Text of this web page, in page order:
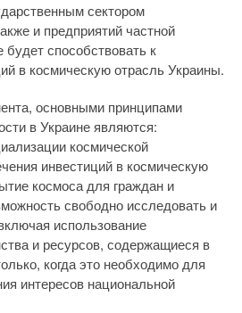
сектором
и предприятий частной
будет способствовать к
в космическую отрасль Украины.
основными принципами
в Украине являются:
космической
инвестиций в космическую
космоса для граждан и
свободно исследовать и
использование
и ресурсов, содержащиеся в
когда это необходимо для
интересов национальной